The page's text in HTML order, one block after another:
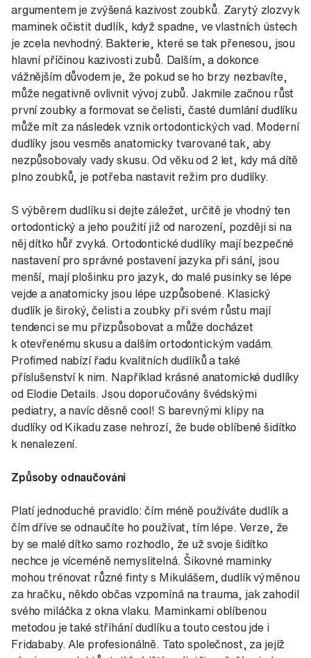
argumentem je zvýšená kazivost zoubků. Zarytý zlozvyk
maminek očistit dudlík, když spadne, ve vlastních ústech
je zcela nevhodný. Bakterie, které se tak přenesou, jsou
hlavní příčinou kazivosti zubů. Dalším, a dokonce
vážnějším důvodem je, že pokud se ho brzy nezbavíte,
může negativně ovlivnit vývoj zubů. Jakmile začnou růst
první zoubky a formovat se čelisti, časté dumlání dudlíku
může mít za následek vznik ortodontických vad. Moderní
dudlíky jsou vesměs anatomicky tvarované tak, aby
nezpůsobovaly vady skusu. Od věku od 2 let, kdy má dítě
plno zoubků, je potřeba nastavit režim pro dudlíky.
S výběrem dudlíku si dejte záležet, určitě je vhodný ten
ortodontický a jeho použití již od narození, později si na
něj dítko hůř zvyká. Ortodontické dudlíky mají bezpečné
nastavení pro správné postavení jazyka při sání, jsou
menší, mají plošinku pro jazyk, do malé pusinky se lépe
vejde a anatomicky jsou lépe uzpůsobené. Klasický
dudlík je široký, čelisti a zoubky při svém růstu mají
tendenci se mu přizpůsobovat a může docházet
k otevřenému skusu a dalším ortodontickým vadám.
Profimed nabízí řadu kvalitních dudlíků a také
příslušenství k nim. Například krásné anatomické dudlíky
od Elodie Details. Jsou doporučovány švédskými
pediatry, a navíc děsně cool! S barevnými klipy na
dudlíky od Kikadu zase nehrozí, že bude oblíbené šidítko
k nenalezení.
Způsoby odnaučování
Platí jednoduché pravidlo: čím méně používáte dudlík a
čím dříve se odnaučíte ho používat, tím lépe. Verze, že
by se malé dítko samo rozhodlo, že už svoje šidítko
nechce je víceméně nemyslitelná. Šikovné maminky
mohou trénovat různé finty s Mikulášem, dudlík výměnou
za hračku, někdo občas vzpomíná na trauma, jak zahodil
svého miláčka z okna vlaku. Maminkami oblíbenou
metodou je také stříhání dudlíku a touto cestou jde i
Fridababy. Ale profesionálně. Tato společnost, za jejíž